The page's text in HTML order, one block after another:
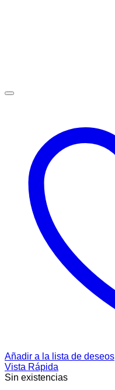
Añadir a la lista de deseos
Vista Rápida
Sin existencias